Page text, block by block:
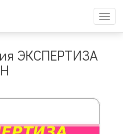
меню
ЭКСПЕРТИЗА